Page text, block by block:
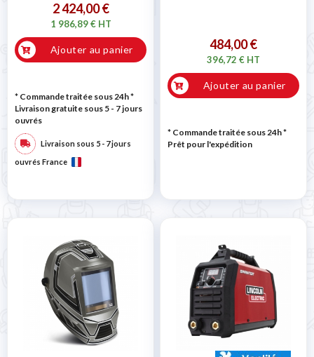
2 424,00 €
1 986,89 € HT
Ajouter au panier
* Commande traitée sous 24h*
Livraison gratuite sous 5 - 7 jours
ouvrés
Livraison sous 5 - 7 jours
ouvrés France
484,00 €
396,72 € HT
Ajouter au panier
* Commande traitée sous 24h*
Prêt pour l'expédition